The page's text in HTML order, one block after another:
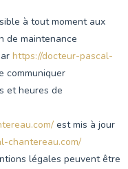
à tout moment aux
de maintenance
https://docteur-pascal-
communiquer
et heures de
est mis à jour
chantereau.com/
légales peuvent être